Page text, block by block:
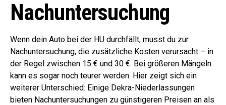
Nachuntersuchung
Wenn dein Auto bei der HU durchfällt, musst du zur
Nachuntersuchung, die zusätzliche Kosten verursacht – in
der Regel zwischen 15 € und 30 €. Bei größeren Mängeln
kann es sogar noch teurer werden. Hier zeigt sich ein
weiterer Unterschied: Einige Dekra-Niederlassungen
bieten Nachuntersuchungen zu günstigeren Preisen an als